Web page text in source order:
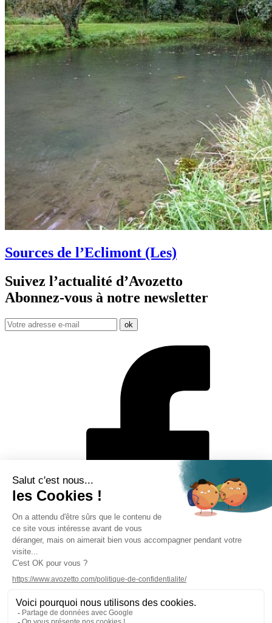
Sources de l’Eclimont (Les)
Suivez l’actualité d’Avozetto
Abonnez-vous à notre newsletter
Mentions légales
Politique de protection des données personnelles
CGV